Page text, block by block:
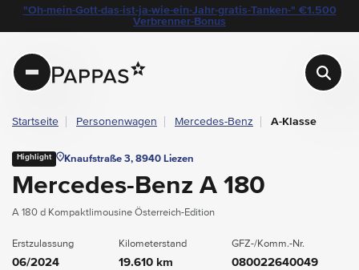
Navigation überspringen
Zum Hauptcontent
Zur Hauptnavigation springen
layout.table-of-content
Technische Daten
Fahrzeugausstattung
Leasing
Standort & Ansprechpartner
Garantie
Ihre Vorteile auf einen Blick
Angebote & Aktionen bei Pappas
"Oh-mein-Gott-das-ist-ja-wie-ein-Jahr-gratis-Tanken-" €1.500
Verbrenner-Bonus
Pappas
Startseite Personenwagen Mercedes-Benz A-Klasse
Highlight Knaufstraße 3, 8940 Liezen
Mercedes-Benz A 180
A 180 d Kompaktlimousine Österreich-Edition
Erstzulassung
06/2024
Kilometerstand
19.610 km
GFZ-/Komm.-Nr.
080022640049